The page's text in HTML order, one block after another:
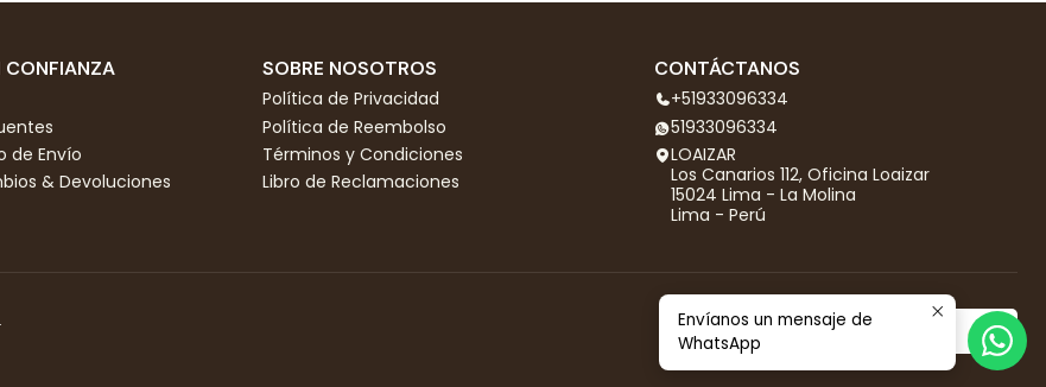
CONFIANZA
de Envío
& Devoluciones
SOBRE NOSOTROS
Política de Privacidad
Política de Reembolso
Términos y Condiciones
Libro de Reclamaciones
CONTÁCTANOS
+51933096334
51933096334
LOAIZAR
Los Canarios 112, Oficina Loaizar
15024 Lima - La Molina
Lima - Perú
Envíanos un mensaje de
WhatsApp